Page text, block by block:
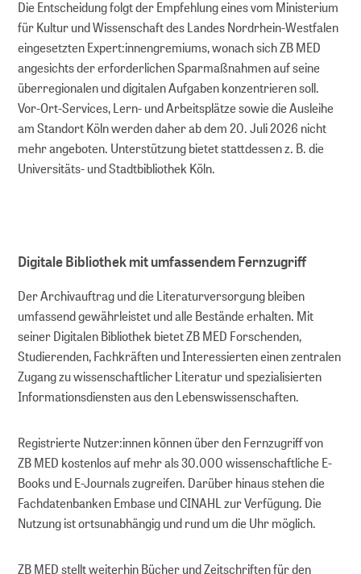
Online-Seminare
Persönliche Beratung
FORSCHUNGSDATENMANAGEMENT
Planen
Referenzieren und finden
Publizieren
Archivieren
Suchen und nutzen
Strategische Langzeitarchivierung an
ZB MED
Die Entscheidung folgt der Empfehlung eines vom Ministerium
für Kultur und Wissenschaft des Landes Nordrhein-Westfalen
eingesetzten Expert:innengremiums, wonach sich ZB MED
angesichts der erforderlichen Sparmaßnahmen auf seine
überregionalen und digitalen Aufgaben konzentrieren soll.
Vor-Ort-Services, Lern- und Arbeitsplätze sowie die Ausleihe
am Standort Köln werden daher ab dem 20. Juli 2026 nicht
mehr angeboten. Unterstützung bietet stattdessen z. B. die
Universitäts- und Stadtbibliothek Köln.
Digitale Bibliothek mit umfassendem Fernzugriff
Der Archivauftrag und die Literaturversorgung bleiben
umfassend gewährleistet und alle Bestände erhalten. Mit
seiner Digitalen Bibliothek bietet ZB MED Forschenden,
Studierenden, Fachkräften und Interessierten einen zentralen
Zugang zu wissenschaftlicher Literatur und spezialisierten
Informationsdiensten aus den Lebenswissenschaften.
Registrierte Nutzer:innen können über den Fernzugriff von
ZB MED kostenlos auf mehr als 30.000 wissenschaftliche E-
Books und E-Journals zugreifen. Darüber hinaus stehen die
Fachdatenbanken Embase und CINAHL zur Verfügung. Die
Nutzung ist ortsunabhängig und rund um die Uhr möglich.
ZB MED stellt weiterhin Bücher und Zeitschriften für den